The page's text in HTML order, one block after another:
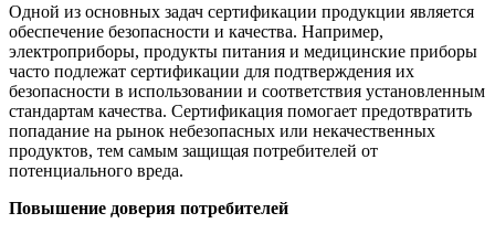
Одной из основных задач сертификации продукции является
обеспечение безопасности и качества. Например,
электроприборы, продукты питания и медицинские приборы
часто подлежат сертификации для подтверждения их
безопасности в использовании и соответствия установленным
стандартам качества. Сертификация помогает предотвратить
попадание на рынок небезопасных или некачественных
продуктов, тем самым защищая потребителей от
потенциального вреда.
Повышение доверия потребителей